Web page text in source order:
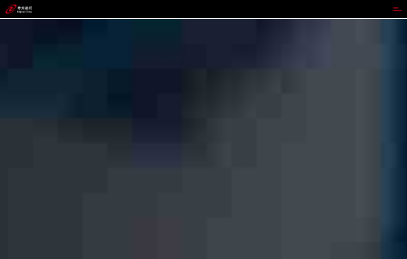
IWBET